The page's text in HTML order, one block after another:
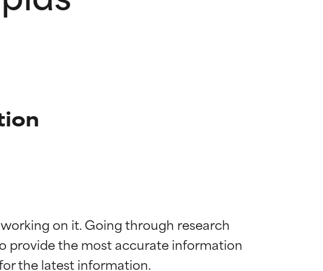
on it. Going through research
provide the most accurate information